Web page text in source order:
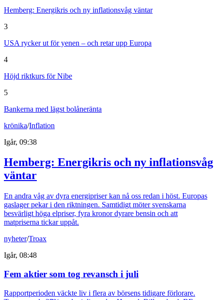
Hemberg: Energikris och ny inflationsvåg väntar
3
USA rycker ut för yenen – och retar upp Europa
4
Höjd riktkurs för Nibe
5
Bankerna med lägst bolåneränta
krönika/Inflation
Igår, 09:38
Hemberg: Energikris och ny inflationsvåg
väntar
En andra våg av dyra energipriser kan nå oss redan i höst. Europas
gaslager pekar i den riktningen. Samtidigt möter svenskarna
besvärligt höga elpriser, fyra kronor dyrare bensin och att
matpriserna tickar uppåt.
nyheter/Troax
Igår, 08:48
Fem aktier som tog revansch i juli
Rapportperioden väckte liv i flera av börsens tidigare förlorare.